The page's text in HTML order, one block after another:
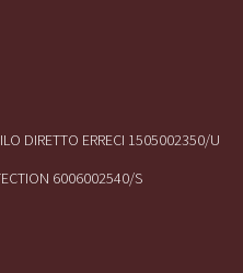
DIRETTO ERRECI 1505002350/U
6006002540/S